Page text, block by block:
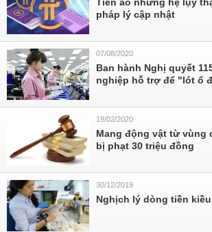
pháp lý cập nhật
07/08/2020
Ban hành Nghị quyết
nghiệp hỗ trợ để "lót ổ
19/02/2020
Mang động vật từ vùng
bị phạt 30 triệu đồng
30/12/2019
Nghịch lý dòng tiền